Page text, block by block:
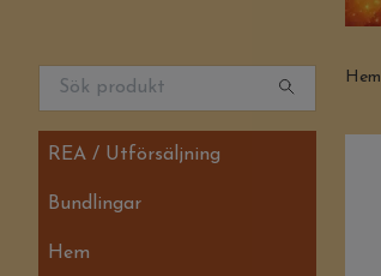
REA / Utförsäljning
Bundlingar
Hem
Hem